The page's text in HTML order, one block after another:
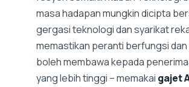
masa hadapan mungkin dicipta
gergasi teknologi dan syarikat
memastikan peranti berfungsi dan
boleh membawa kepada
yang lebih tinggi – memakai gajet